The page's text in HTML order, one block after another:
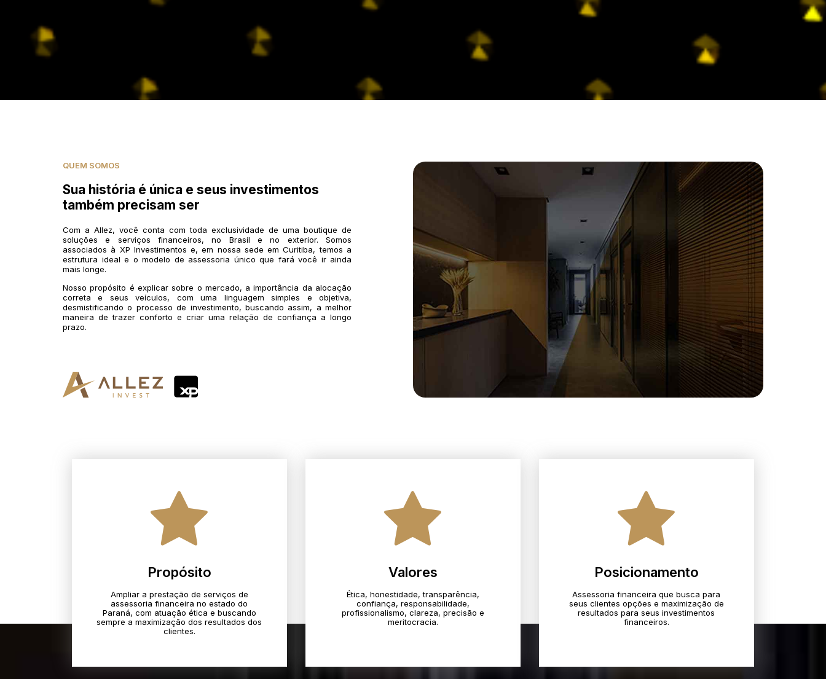
QUEM SOMOS
Sua história é única e seus investimentos
também precisam ser
Com a Allez, você conta com toda exclusividade de uma boutique de
soluções e serviços financeiros, no Brasil e no exterior. Somos
associados à XP Investimentos e, em nossa sede em Curitiba, temos a
estrutura ideal e o modelo de assessoria único que fará você ir ainda
mais longe.
Nosso propósito é explicar sobre o mercado, a importância da alocação
correta e seus veículos, com uma linguagem simples e objetiva,
desmistificando o processo de investimento, buscando assim, a melhor
maneira de trazer conforto e criar uma relação de confiança a longo
prazo.
Propósito
Ampliar a prestação de serviços de
assessoria financeira no estado do
Paraná, com atuação ética e buscando
sempre a maximização dos resultados dos
clientes.
Valores
Ética, honestidade, transparência,
confiança, responsabilidade,
profissionalismo, clareza, precisão e
meritocracia.​
Posicionamento
Assessoria financeira que busca para
seus clientes opções e maximização de
resultados para seus investimentos
financeiros.